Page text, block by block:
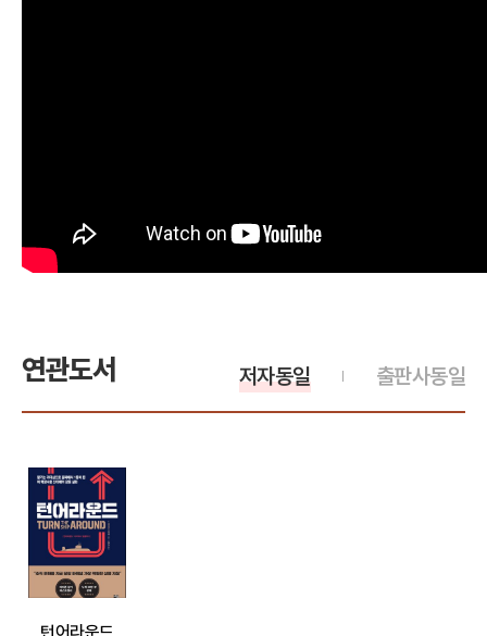
연관도서 출판사동일
저자동일